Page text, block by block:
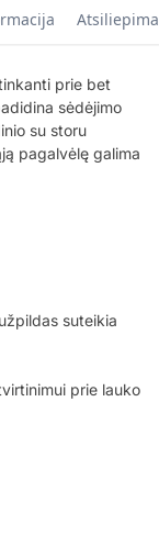
prie bet
sėdėjimo
su storu
pagalvėlę galima
suteikia
prie lauko